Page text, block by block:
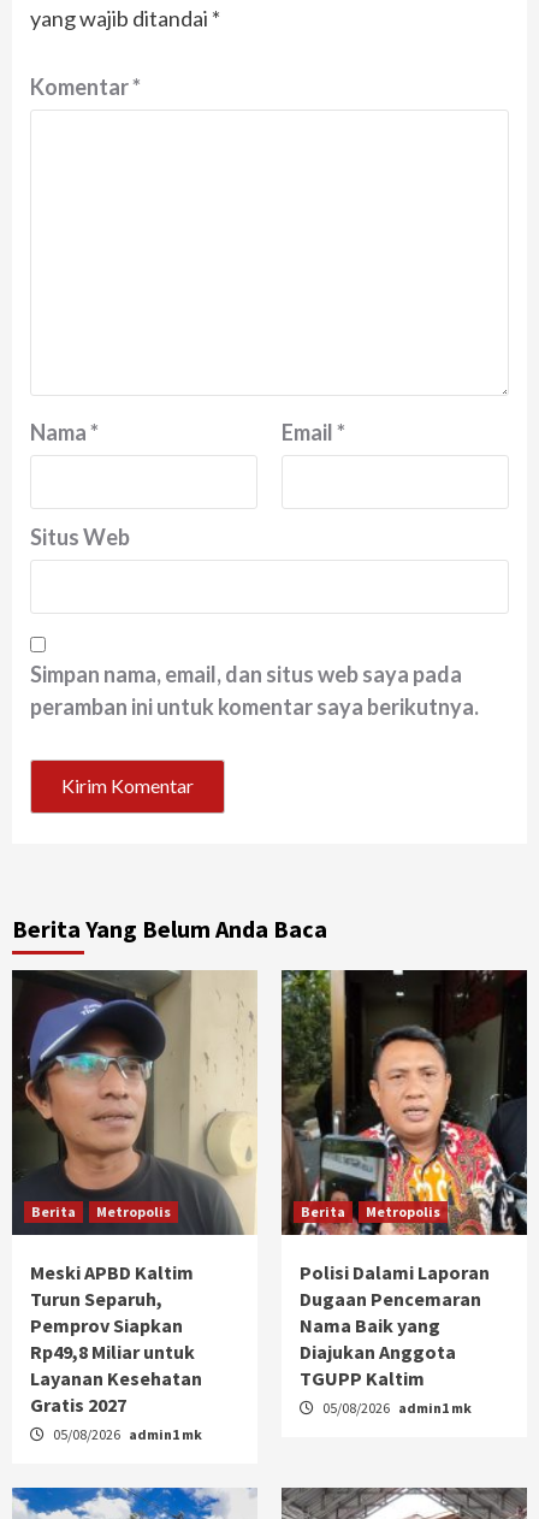
yang wajib ditandai *
Komentar*
Nama* Email*
Situs Web
Simpan nama, email, dan situs web saya pada
peramban ini untuk komentar saya berikutnya.
Berita Yang Belum Anda Baca
Berita Metropolis
Meski APBD Kaltim
Turun Separuh,
Pemprov Siapkan
Rp49,8 Miliar untuk
Layanan Kesehatan
Gratis 2027
05/08/2026 admin1 mk
Berita Metropolis
Polisi Dalami Laporan
Dugaan Pencemaran
Nama Baik yang
Diajukan Anggota
TGUPP Kaltim
05/08/2026 admin1 mk